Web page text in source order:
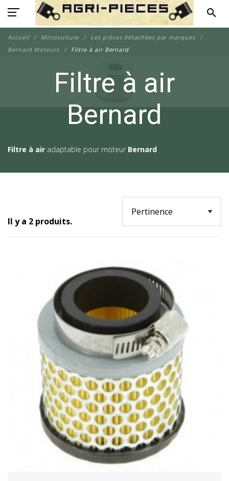
search
Accueil Motoculture
Les pièces détachées par marques
Bernard Moteurs
Filtre à air Bernard
Filtre à air
Bernard
Filtre à air adaptable pour moteur Bernard
Il y a 2 produits.